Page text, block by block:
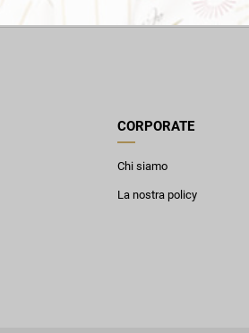
CORPORATE
Chi siamo
La nostra policy